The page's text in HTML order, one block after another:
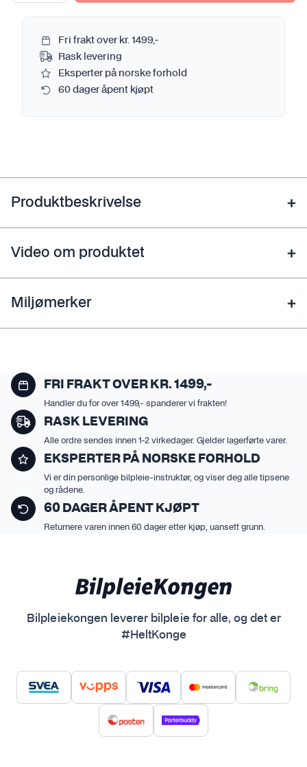
Fri frakt over kr. 1499,-
Rask levering
Eksperter på norske forhold
60 dager åpent kjøpt
Produktbeskrivelse
Video om produktet
Miljømerker
FRI FRAKT OVER KR. 1499,-
Handler du for over 1499,- spanderer vi frakten!
RASK LEVERING
Alle ordre sendes innen 1-2 virkedager. Gjelder lagerførte varer.
EKSPERTER PÅ NORSKE FORHOLD
Vi er din personlige bilpleie-instruktør, og viser deg alle tipsene
og rådene.
60 DAGER ÅPENT KJØPT
Returnere varen innen 60 dager etter kjøp, uansett grunn.
Bilpleiekongen leverer bilpleie for alle, og det er
#HeltKonge